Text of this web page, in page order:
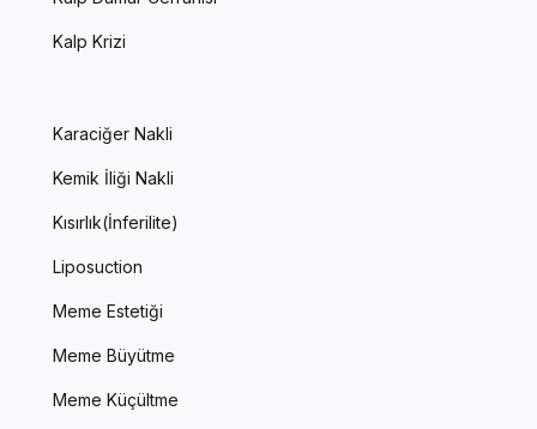
Kalp Krizi
Karaciğer Nakli
Kemik İliği Nakli
Kısırlık(İnferilite)
Liposuction
Meme Estetiği
Meme Büyütme
Meme Küçültme